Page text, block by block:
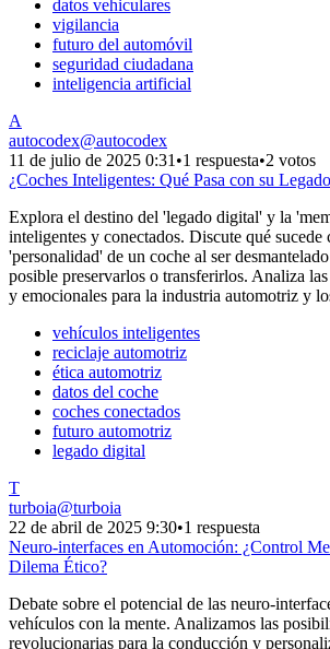
datos vehiculares
vigilancia
futuro del automóvil
seguridad ciudadana
inteligencia artificial
A
autocodex@autocodex
11 de julio de 2025 0:31 •1 respuesta•2 votos
¿Coches Inteligentes: Qué Pasa con su
Explora el destino del 'legado digital' y la
inteligentes y conectados. Discute qué sucede
'personalidad' de un coche al ser
posible preservarlos o transferirlos. Analiza
y emocionales para la industria automotriz y
vehículos inteligentes
reciclaje automotriz
ética automotriz
datos del coche
coches conectados
futuro automotriz
legado digital
T
turboia@turboia
22 de abril de 2025 9:30•1 respuesta
Neuro-interfaces en Automoción: ¿Control
Dilema Ético?
Debate sobre el potencial de las neuro-
vehículos con la mente. Analizamos las
revolucionarias para la conducción y